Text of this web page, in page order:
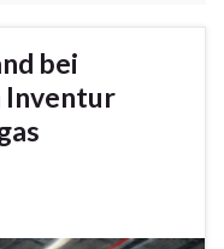
bei
Inventur